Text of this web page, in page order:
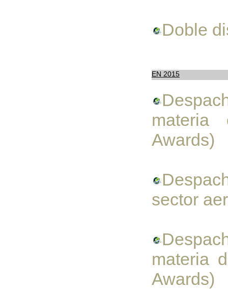
Doble
EN 2015
materia
Awards)
sector
materia
Awards)